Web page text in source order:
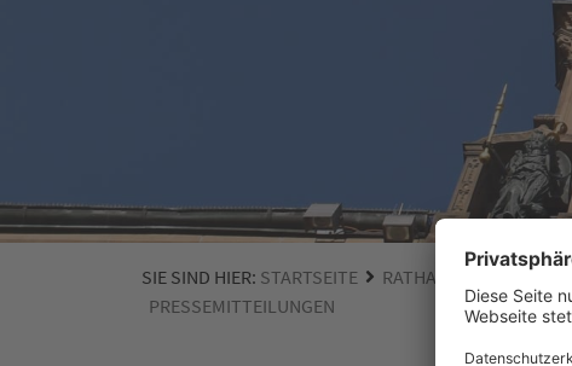
SIE SIND HIER: STARTSEITE RATHAUS | POLITIK
PRESSEMITTEILUNGEN